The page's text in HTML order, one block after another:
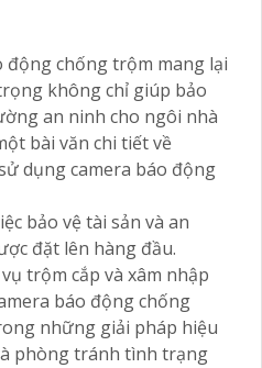
động chống trộm mang lại
không chỉ giúp bảo
an ninh cho ngôi nhà
bài văn chi tiết về
dụng camera báo động
bảo vệ tài sản và an
đặt lên hàng đầu.
trộm cắp và xâm nhập
báo động chống
những giải pháp hiệu
phòng tránh tình trạng